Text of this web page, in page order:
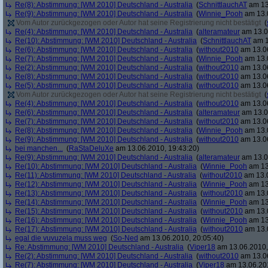
Re(8): Abstimmung: [WM 2010] Deutschland - Australia (SchnittlauchAT am
Re(9): Abstimmung: [WM 2010] Deutschland - Australia (Winnie_Pooh am
Vom Autor zurückgezogen oder Autor hat seine Registrierung nicht bestätigt (
Re(4): Abstimmung: [WM 2010] Deutschland - Australia (alteramateur am
Re(10): Abstimmung: [WM 2010] Deutschland - Australia (SchnittlauchAT am
Re(6): Abstimmung: [WM 2010] Deutschland - Australia (without2010 am
Re(7): Abstimmung: [WM 2010] Deutschland - Australia (Winnie_Pooh am
Re(2): Abstimmung: [WM 2010] Deutschland - Australia (without2010 am
Re(8): Abstimmung: [WM 2010] Deutschland - Australia (without2010 am
Re(5): Abstimmung: [WM 2010] Deutschland - Australia (without2010 am
Vom Autor zurückgezogen oder Autor hat seine Registrierung nicht bestätigt (
Re(4): Abstimmung: [WM 2010] Deutschland - Australia (without2010 am
Re(6): Abstimmung: [WM 2010] Deutschland - Australia (alteramateur am
Re(7): Abstimmung: [WM 2010] Deutschland - Australia (without2010 am
Re(8): Abstimmung: [WM 2010] Deutschland - Australia (Winnie_Pooh am
Re(9): Abstimmung: [WM 2010] Deutschland - Australia (without2010 am
bei manchen... (RaStaDeluXe am 13.06.2010, 19:43:20)
Re(9): Abstimmung: [WM 2010] Deutschland - Australia (alteramateur am
Re(10): Abstimmung: [WM 2010] Deutschland - Australia (Winnie_Pooh am
Re(11): Abstimmung: [WM 2010] Deutschland - Australia (without2010 am
Re(12): Abstimmung: [WM 2010] Deutschland - Australia (Winnie_Pooh am
Re(13): Abstimmung: [WM 2010] Deutschland - Australia (without2010 am
Re(14): Abstimmung: [WM 2010] Deutschland - Australia (Winnie_Pooh am
Re(15): Abstimmung: [WM 2010] Deutschland - Australia (without2010 am
Re(16): Abstimmung: [WM 2010] Deutschland - Australia (Winnie_Pooh am
Re(17): Abstimmung: [WM 2010] Deutschland - Australia (without2010 am
egal die vuvuzela muss weg (So-Ned am 13.06.2010, 20:05:40)
Re: Abstimmung: [WM 2010] Deutschland - Australia (Viper18 am
Re(2): Abstimmung: [WM 2010] Deutschland - Australia (without2010 am
Re(7): Abstimmung: [WM 2010] Deutschland - Australia (Viper18 am